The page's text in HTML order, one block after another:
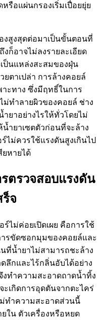
รือแผ่นกรองเริ่มเปื่อยยุ่ย
งสูงสุดต่อมาเป็นขั้นตอนที่
ก็อาจไม่ลงรายละเอียด
ป็นแหล่งสะสมของฝุ่น
ยตาเปล่า การล้างคอยล์
าะทาง ซึ่งมีฤทธิ์ในการ
ม่ทำลายผิวของคอยล์ ช่าง
ยาอย่างไรให้ทั่วโดยไม่
ำยาเซตตัวก่อนที่จะล้าง
ไม่ควรใช้แรงดันสูงเกินไป
ยหายได้
ตรวจสอบแรงดัน
ร็จ
ไม่ค่อยเปิดเผย คือการใช้
รขัดซอกมุมของคอยล์และ
ที่น้ำยาไม่สามารถชะล้าง
ลึกและไร้กลิ่นอับได้อย่าง
งทำความสะอาดถาดน้ำทิ้ง
เกิดการอุดตันจากตะไคร่
ทำความสะอาดส่วนนี้
ใน ตัวเครื่องหรือหยด